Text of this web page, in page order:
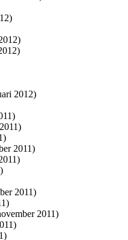
2012)
2011)
2011)
2011)